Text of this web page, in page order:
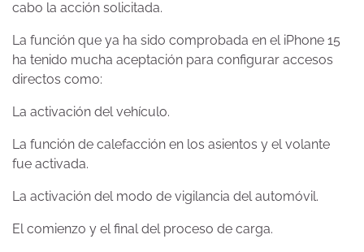
cabo la acción solicitada.
La función que ya ha sido comprobada en el iPhone 15
ha tenido mucha aceptación para configurar accesos
directos como:
La activación del vehículo.
La función de calefacción en los asientos y el volante
fue activada.
La activación del modo de vigilancia del automóvil.
El comienzo y el final del proceso de carga.